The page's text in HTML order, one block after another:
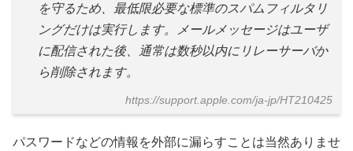
を守るため、最低限必要な標準のスパムフィルタリ
ングだけは実行します。メールメッセージはユーザ
に配信された後、通常は数秒以内にリレーサーバか
ら削除されます。
https://support.apple.com/ja-jp/HT210425
パスワードなどの情報を外部に漏らすことは当然ありませ